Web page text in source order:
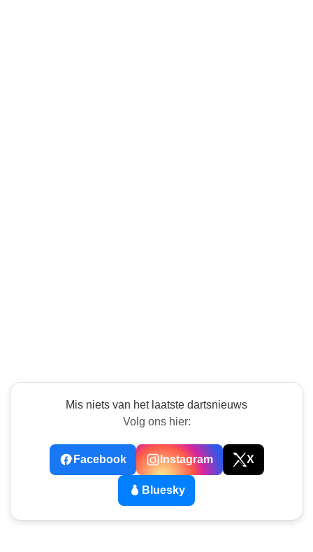
Mis niets van het laatste dartsnieuws
Volg ons hier:
Facebook Instagram X
Bluesky